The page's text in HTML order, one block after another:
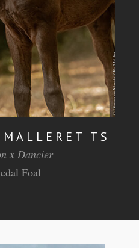
TS
x Dancier
Foal